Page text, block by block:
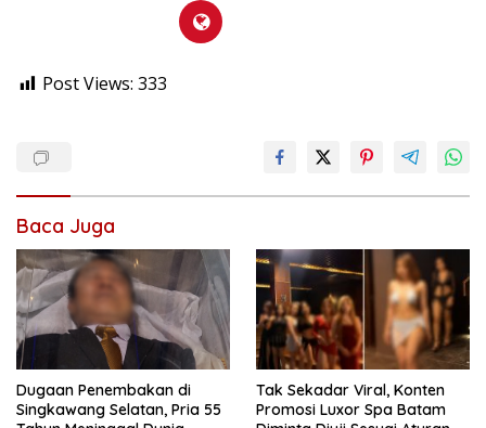
Post Views: 333
Baca Juga
Dugaan Penembakan di
Singkawang Selatan, Pria 55
Tak Sekadar Viral, Konten
Promosi Luxor Spa Batam